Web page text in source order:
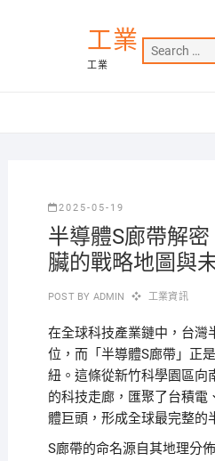
工業
工業
2025-05-19
半導體S廊帶解
臟的戰略地圖與
POST BY ADMIN 工業資訊
在全球科技產業鏈中，台灣
位，而「半導體S廊帶」正
紐。這條從新竹科學園區向
的科技走廊，匯聚了台積電
體巨頭，形成全球最完整的
S廊帶的命名源自其地理分